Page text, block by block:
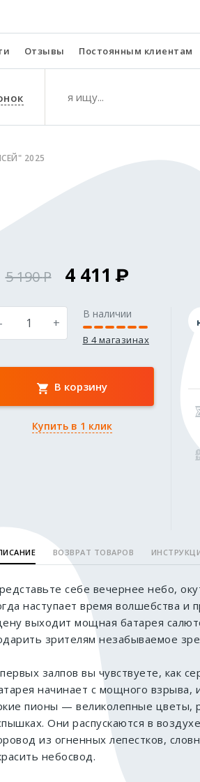
Отзывы Постоянным клиентам
2025
5 190 4 411
- +
В наличии
В 4 магазинах
В корзину
Купить в 1 клик
ВОЗВРАТ ТОВАРОВ
себе вечернее небо,
наступает время волшебства и
выходит мощная батарея
зрителям незабываемое
залпов вы чувствуете, как
начинает с мощного взрыва,
пионы — великолепные цветы,
Они распускаются в
из огненных лепестков,
небосвод.